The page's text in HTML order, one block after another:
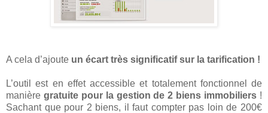
A cela d’ajoute un écart très significatif sur la tarification !
L’outil est en effet accessible et totalement fonctionnel de
manière gratuite pour la gestion de 2 biens immobiliers !
Sachant que pour 2 biens, il faut compter pas loin de 200€